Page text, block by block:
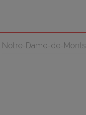
Notre-Dame-de-Monts